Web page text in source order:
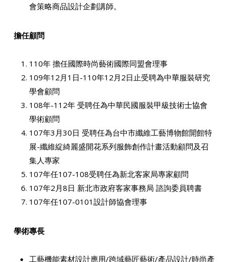
會策略商品設計企劃講師。
擔任顧問
110年 擔任國際時尚藝術國際同盟會理事
109年12月1日-110年12月2日止受聘為中華服裝研究
學會顧問
108年-112年 受聘任為中華民國服裝甲級技術士協會
學術顧問
107年3月30日 受聘任為台中市纖維工藝博物館開館特
展-纖維綻綺麗盛開花系列服飾創作計畫活動顧問及召
集人專家
107年任107-108受聘任為新北客家局專家顧問
107年2月8日 新北市政府客家事務局 諮詢委員聘書
107年任107-0101設計師協會理事
學術專長
工藝機能素材設計應用/跨域藝匠藝術/產品設計/時尚產